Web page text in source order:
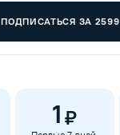
ПОДПИСАТЬСЯ ЗА 2599
1 ₽